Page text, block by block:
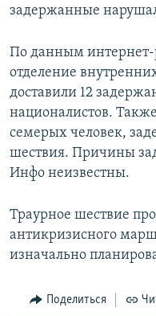
задержанные
По данным интернет-
отделение
доставили 12
националистов.
семерых человек,
шествия. Причины
Инфо неизвестны.
Траурное шествие
антикризисного
изначально
Поделиться